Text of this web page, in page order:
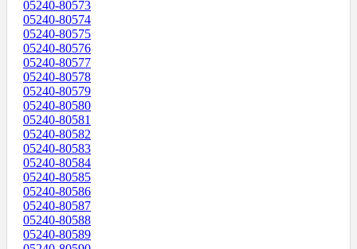
05240-80573
05240-80574
05240-80575
05240-80576
05240-80577
05240-80578
05240-80579
05240-80580
05240-80581
05240-80582
05240-80583
05240-80584
05240-80585
05240-80586
05240-80587
05240-80588
05240-80589